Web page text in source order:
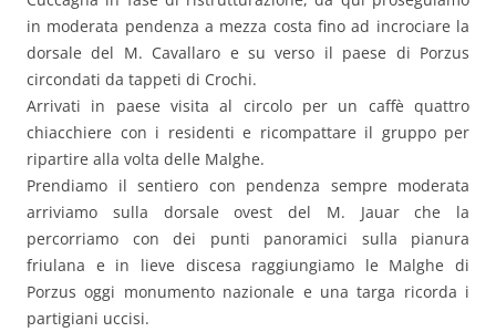
in moderata pendenza a mezza costa fino ad incrociare la
dorsale del M. Cavallaro e su verso il paese di Porzus
circondati da tappeti di Crochi.
Arrivati in paese visita al circolo per un caffè quattro
chiacchiere con i residenti e ricompattare il gruppo per
ripartire alla volta delle Malghe.
Prendiamo il sentiero con pendenza sempre moderata
arriviamo sulla dorsale ovest del M. Jauar che la
percorriamo con dei punti panoramici sulla pianura
friulana e in lieve discesa raggiungiamo le Malghe di
Porzus oggi monumento nazionale e una targa ricorda i
partigiani uccisi.